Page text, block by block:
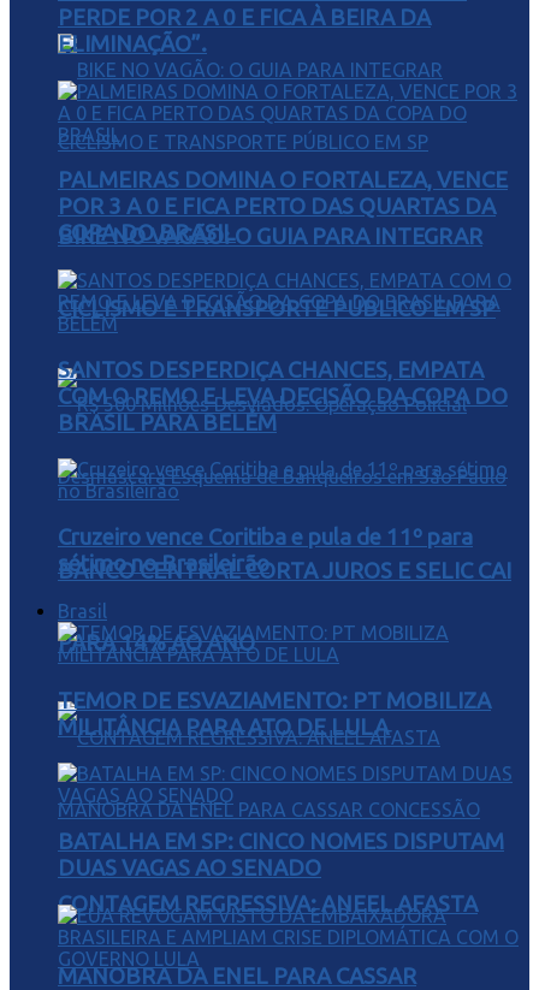
BIKE NO VAGÃO: O GUIA PARA INTEGRAR
CICLISMO E TRANSPORTE PÚBLICO EM SP
BANCO CENTRAL CORTA JUROS E SELIC CAI
PARA 14% AO ANO
CONTAGEM REGRESSIVA: ANEEL AFASTA
MANOBRA DA ENEL PARA CASSAR
PERDE POR 2 A 0 E FICA À BEIRA DA
ELIMINAÇÃO”.
PALMEIRAS DOMINA O FORTALEZA, VENCE
POR 3 A 0 E FICA PERTO DAS QUARTAS DA
COPA DO BRASIL
SANTOS DESPERDIÇA CHANCES, EMPATA
COM O REMO E LEVA DECISÃO DA COPA DO
BRASIL PARA BELÉM
Cruzeiro vence Coritiba e pula de 11º para
sétimo no Brasileirão
Brasil
TEMOR DE ESVAZIAMENTO: PT MOBILIZA
MILITÂNCIA PARA ATO DE LULA
BATALHA EM SP: CINCO NOMES DISPUTAM
DUAS VAGAS AO SENADO